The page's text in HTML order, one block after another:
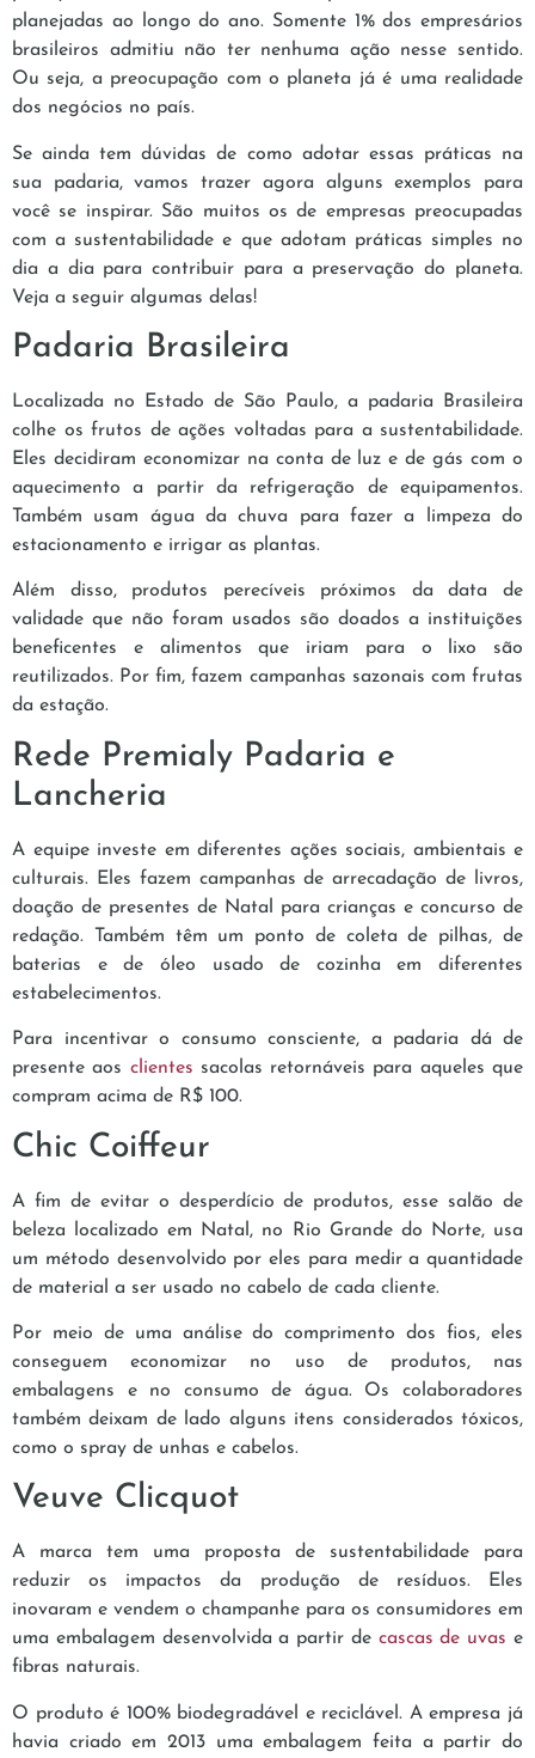
planejadas ao longo do ano. Somente 1% dos empresários
brasileiros admitiu não ter nenhuma ação nesse sentido.
Ou seja, a preocupação com o planeta já é uma realidade
dos negócios no país.
Se ainda tem dúvidas de como adotar essas práticas na
sua padaria, vamos trazer agora alguns exemplos para
você se inspirar. São muitos os de empresas preocupadas
com a sustentabilidade e que adotam práticas simples no
dia a dia para contribuir para a preservação do planeta.
Veja a seguir algumas delas!
Padaria Brasileira
Localizada no Estado de São Paulo, a padaria Brasileira
colhe os frutos de ações voltadas para a sustentabilidade.
Eles decidiram economizar na conta de luz e de gás com o
aquecimento a partir da refrigeração de equipamentos.
Também usam água da chuva para fazer a limpeza do
estacionamento e irrigar as plantas.
Além disso, produtos perecíveis próximos da data de
validade que não foram usados são doados a instituições
beneficentes e alimentos que iriam para o lixo são
reutilizados. Por fim, fazem campanhas sazonais com frutas
da estação.
Rede Premialy Padaria e
Lancheria
A equipe investe em diferentes ações sociais, ambientais e
culturais. Eles fazem campanhas de arrecadação de livros,
doação de presentes de Natal para crianças e concurso de
redação. Também têm um ponto de coleta de pilhas, de
baterias e de óleo usado de cozinha em diferentes
estabelecimentos.
Para incentivar o consumo consciente, a padaria dá de
presente aos clientes sacolas retornáveis para aqueles que
compram acima de R$ 100.
Chic Coiffeur
A fim de evitar o desperdício de produtos, esse salão de
beleza localizado em Natal, no Rio Grande do Norte, usa
um método desenvolvido por eles para medir a quantidade
de material a ser usado no cabelo de cada cliente.
Por meio de uma análise do comprimento dos fios, eles
conseguem economizar no uso de produtos, nas
embalagens e no consumo de água. Os colaboradores
também deixam de lado alguns itens considerados tóxicos,
como o spray de unhas e cabelos.
Veuve Clicquot
A marca tem uma proposta de sustentabilidade para
reduzir os impactos da produção de resíduos. Eles
inovaram e vendem o champanhe para os consumidores em
uma embalagem desenvolvida a partir de cascas de uvas e
fibras naturais.
O produto é 100% biodegradável e reciclável. A empresa já
havia criado em 2013 uma embalagem feita a partir do